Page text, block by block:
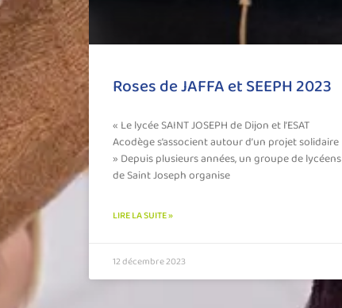
Roses de JAFFA et SEEPH 2023
« Le lycée SAINT JOSEPH de Dijon et l’ESAT
Acodège s’associent autour d’un projet solidaire
» Depuis plusieurs années, un groupe de lycéens
de Saint Joseph organise
LIRE LA SUITE »
12 décembre 2023